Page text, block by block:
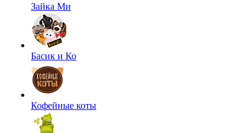
Зайка Ми
Басик и Ко
Кофейные коты